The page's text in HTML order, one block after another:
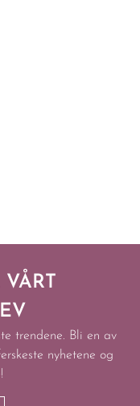
trendene. Bli en av
nyhetene og